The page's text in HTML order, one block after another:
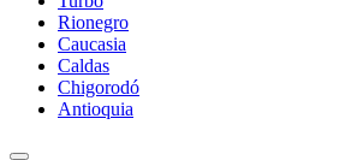
Rionegro
Caucasia
Caldas
Chigorodó
Antioquia